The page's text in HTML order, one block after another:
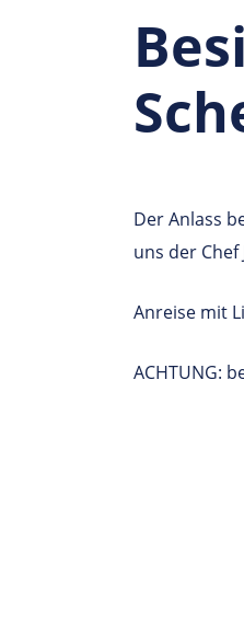
Der Anlass
uns der
Anreise mit
ACHTUNG: